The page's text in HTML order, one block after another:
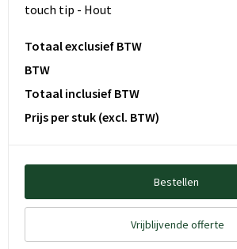
touch tip - Hout
Totaal exclusief BTW
BTW
Totaal inclusief BTW
Prijs per stuk (excl. BTW)
Bestellen
Vrijblijvende offerte